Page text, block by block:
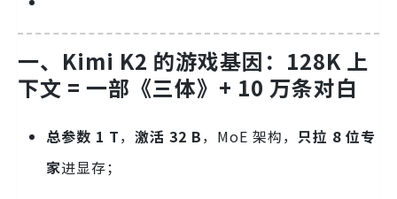
一、Kimi K2 的游戏基因：128K 上
下文 = 一部《三体》+ 10 万条对白
总参数 1 T， 激活 32 B，MoE 架构， 只拉 8 位专
家进显存；